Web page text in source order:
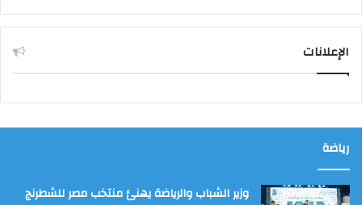
الإعلانات
رياضة
وزير الشباب والرياضة يهنئ منتخب مصر للشطرنج